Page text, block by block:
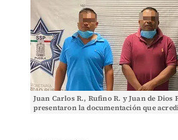
Juan Carlos R., Rufino R. y Juan de Dios
presentaron la documentación que